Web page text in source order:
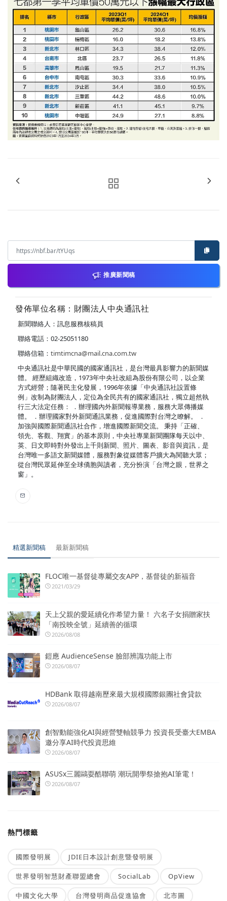
推廣新聞稿
發佈單位名稱：財團法人中央通訊社
新聞聯絡人：訊息服務核稿員
聯絡電話：02-25051180
聯絡信箱： timtimcna@mail.cna.com.tw
中央通訊社是中華民國的國家通訊社，是台灣最具影響力的新聞媒
體。 經歷組織改造，1973年中央社改組為股份有限公司，以企業
方式經營；隨著民主化發展，1996年依據「中央通訊社設置條
例」改制為財團法人，定位為全民共有的國家通訊社，獨立超然執
行三大法定任務： ．辦理國內外新聞報導業務，服務大眾傳播媒
體。 ．辦理國家對外新聞通訊業務，促進國際對台灣之瞭解。 ．
加強與國際新聞通訊社合作，增進國際新聞交流。 秉持「正確、
領先、客觀、翔實」的基本原則，中央社專業新聞團隊每天以中、
英、日文即時對外發出上千則新聞、照片、圖表、影音與資訊，是
台灣唯一多語文新聞媒體，服務對象從媒體客戶擴大為閱聽大眾；
從台灣民眾延伸至全球僑胞與讀者，充分扮演「台灣之眼，世界之
窗」。
精選新聞稿 最新新聞稿
FLOC唯一基督徒專屬交友APP，基督徒的新福音
2021/03/29
天上父親的愛延續化作希望力量！ 六名子女捐贈家扶
「南投映全號」延續善的循環
2026/08/08
鎧應 AudienceSense 臉部辨識功能上市
2026/08/07
HDBank 取得越南歷來最大規模國際銀團社會貸款
2026/08/07
創智動能強化AI與經營雙軸競爭力 投資長受臺大EMBA
邀分享AI時代投資思維
2026/08/07
ASUSx三麗鷗耍酷聯萌 潮玩開學祭搶抱AI筆電！
2026/08/07
熱門標籤
國際發明展 JDIE日本設計創意暨發明展
世界發明智慧財產聯盟總會 SocialLab OpView
中國文化大學 台灣發明商品促進協會 北市圖